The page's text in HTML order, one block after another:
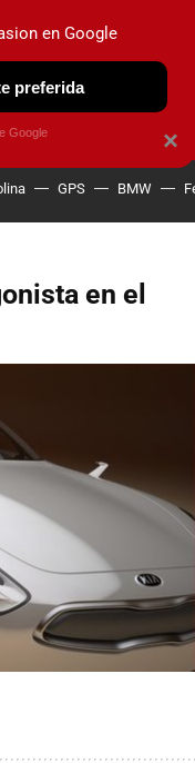
OBSERVATORIO
GPS BMW
en el
×
en Google
preferida
Google